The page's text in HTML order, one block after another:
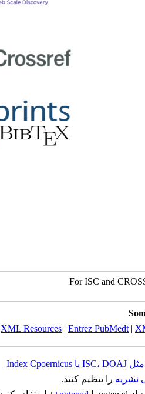
For ISC and
XML Resources | Entrez PubMedt |
را تنظیم کنید.